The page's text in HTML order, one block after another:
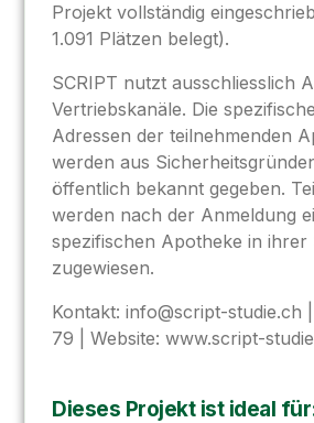
Projekt vollständig
1.091 Plätzen belegt).
SCRIPT nutzt ausschliesslich
Vertriebskanäle. Die
Adressen der teilnehmenden
werden aus
öffentlich bekannt gegeben.
werden nach der Anmeldung
spezifischen Apotheke in ihrer
zugewiesen.
Kontakt:info@script-studie.ch
79 | Website: www.script-
Dieses Projekt ist ideal